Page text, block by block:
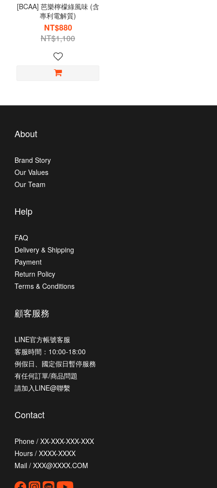
[BCAA] 芭樂檸檬綠風味 (含
專利電解質)
NT$880
NT$1,100
About
Brand Story
Our Values
Our Team
Help
FAQ
Delivery & Shipping
Payment
Return Policy
Terms & Conditions
顧客服務
LINE官方帳號客服
客服時間：10:00-18:00
例假日、國定假日暫停服務
有任何訂單/商品問題
請加入LINE@聯繫
Contact
Phone / XX-XXX-XXX-XXX
Hours / XXXX-XXXX
Mail / XXX@XXXX.COM